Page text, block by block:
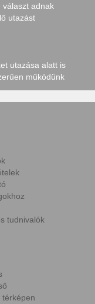
választ adnak
utazást
utazása alatt is
működünk
tudnivalók
térképen